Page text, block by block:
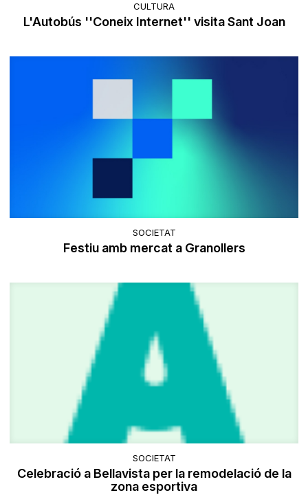
CULTURA
L'Autobús ''Coneix Internet'' visita Sant Joan
SOCIETAT
Festiu amb mercat a Granollers
SOCIETAT
Celebració a Bellavista per la remodelació de la
zona esportiva